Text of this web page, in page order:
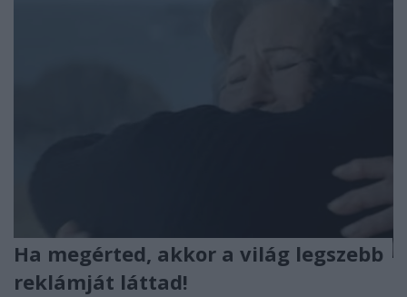
Ha megérted, akkor a világ legszebb
reklámját láttad!